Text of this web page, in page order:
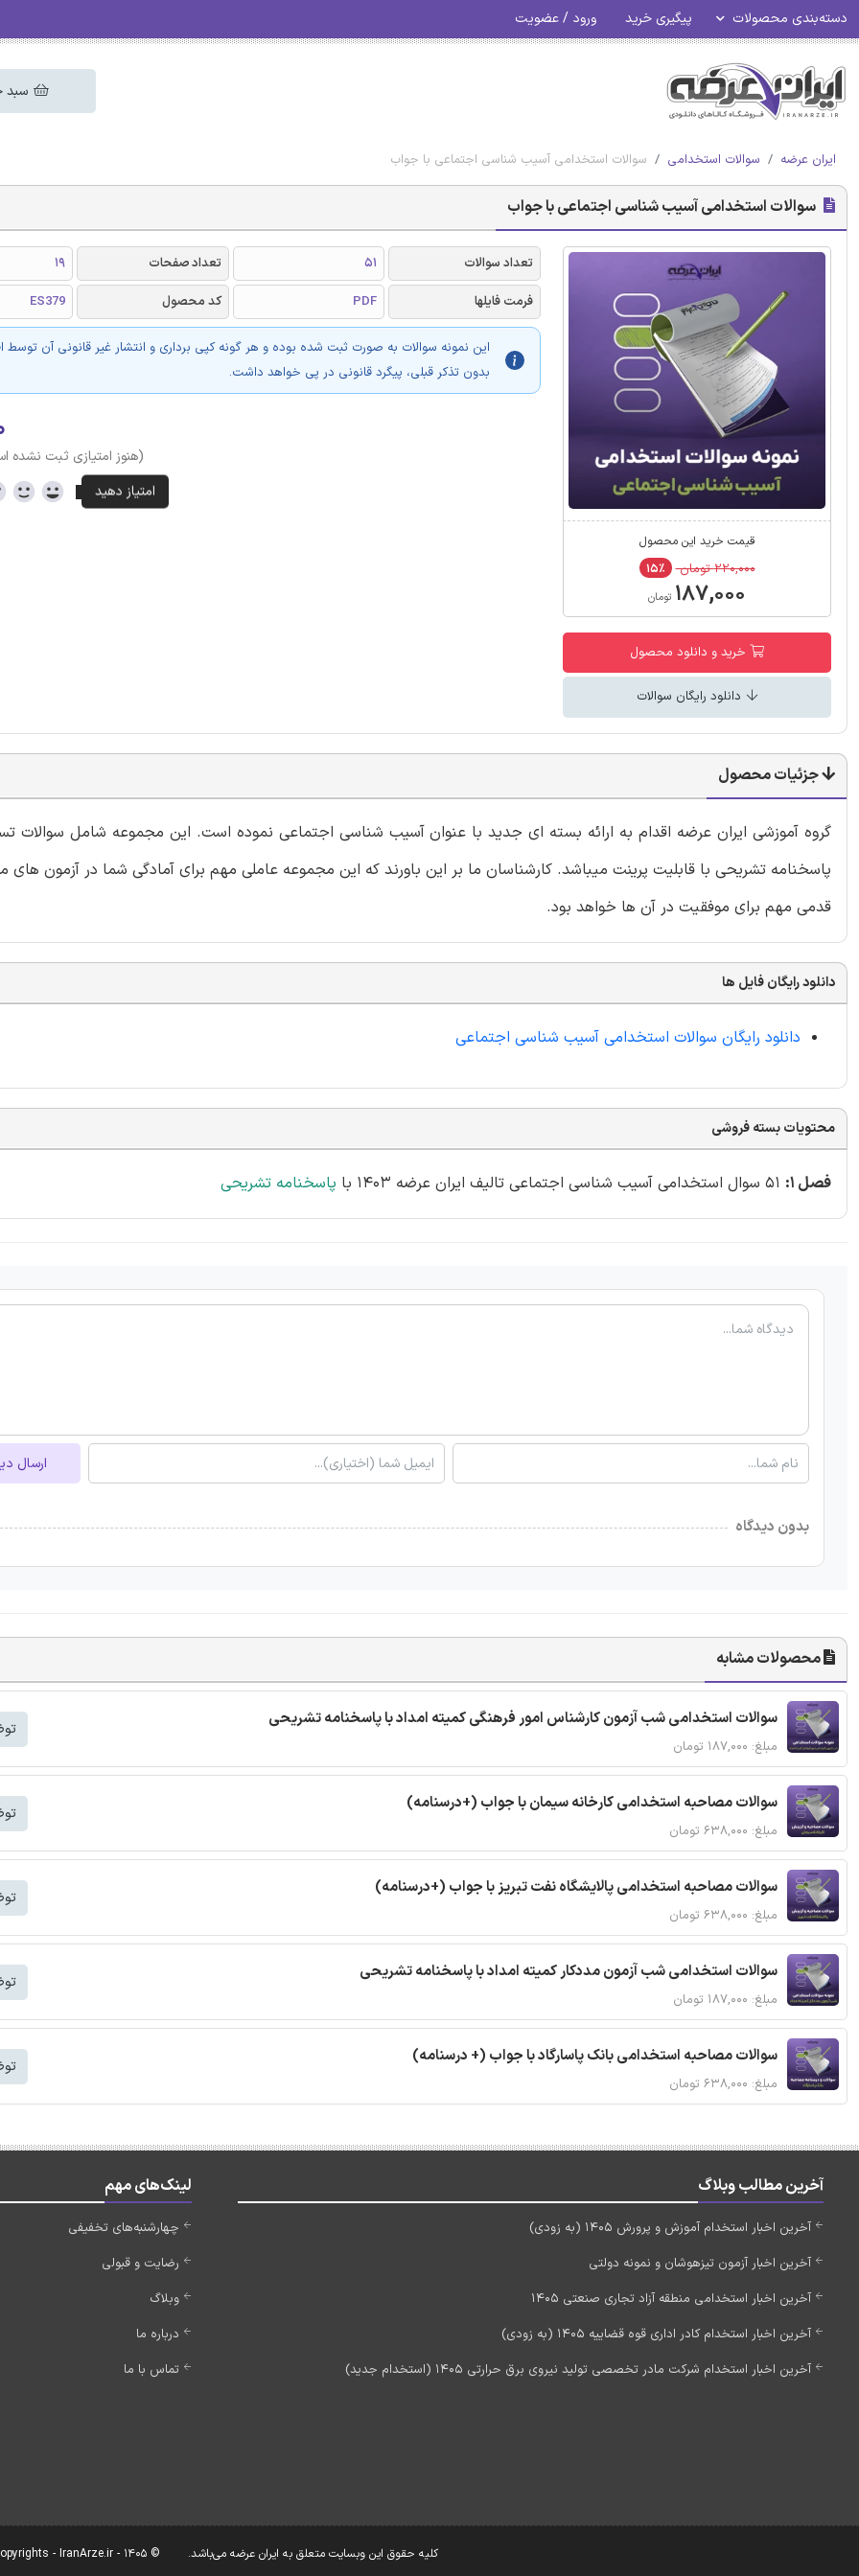
دسته‌بندی محصولات پیگیری خرید ورود / عضویت
سبد
ایران عرضه سوالات استخدامی سوالات استخدامی آسیب شناسی اجتماعی با جواب
سوالات استخدامی آسیب شناسی اجتماعی با جواب
قیمت خرید این محصول
۲۲۰,۰۰۰ تومان ۱۵٪
۱۸۷,۰۰۰ تومان
خرید و دانلود محصول
دانلود رایگان سوالات
تعداد سوالات 51 تعداد صفحات
19
فرمت فایلها
PDF کد محصول ES379
این نمونه سوالات به صورت ثبت شده بوده و هر گونه کپی برداری و انتشار غیر قانونی آن توسط
بدون تذکر قبلی، پیگرد قانونی در پی خواهد داشت.
(هنوز امتیازی ثبت نشده
جزئیات محصول
گروه آموزشی ایران عرضه اقدام به ارائه بسته ای جدید با عنوان آسیب شناسی اجتماعی نموده است. این مجموعه شامل سوالات
پاسخنامه تشریحی با قابلیت پرینت میباشد. کارشناسان ما بر این باورند که این مجموعه عاملی مهم برای آمادگی شما در آزمون های
قدمی مهم برای موفقیت در آن ها خواهد بود.
دانلود رایگان فایل ها
دانلود رایگان سوالات استخدامی آسیب شناسی اجتماعی
محتویات بسته فروشی
فصل 1: پاسخنامه تشریحی
ارسال
بدون دیدگاه
محصولات مشابه
سوالات استخدامی شب آزمون کارشناس امور فرهنگی کمیته امداد با پاسخنامه تشریحی
مبلغ: ۱۸۷,۰۰۰ تومان
سوالات مصاحبه استخدامی کارخانه سیمان با جواب (+درسنامه)
مبلغ: ۶۳۸,۰۰۰ تومان
سوالات مصاحبه استخدامی پالایشگاه نفت تبریز با جواب (+درسنامه)
مبلغ: ۶۳۸,۰۰۰ تومان
سوالات استخدامی شب آزمون مددکار کمیته امداد با پاسخنامه تشریحی
مبلغ: ۱۸۷,۰۰۰ تومان
سوالات مصاحبه استخدامی بانک پاسارگاد با جواب (+ درسنامه)
مبلغ: ۶۳۸,۰۰۰ تومان
آخرین مطالب وبلاگ
آخرین اخبار استخدام آموزش و پرورش 1405 (به زودی)
آخرین اخبار آزمون تیزهوشان و نمونه دولتی
آخرین اخبار استخدامی منطقه آزاد تجاری صنعتی 1405
آخرین اخبار استخدام کادر اداری قوه قضاییه 1405 (به زودی)
آخرین اخبار استخدام شرکت مادر تخصصی تولید نیروی برق حرارتی 1405 (استخدام جدید)
لینک‌های مهم
چهارشنبه‌های تخفیفی
رضایت و قبولی
وبلاگ
درباره ما
تماس با ما
کلیه حقوق این وبسایت متعلق به ایران عرضه می‌باشد. © Copyrights - IranArze.ir - 1405